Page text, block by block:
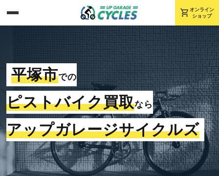
shopping_cart オンライン
ショップ
平塚市での
ピストバイク買取なら
アップガレージサイクルズ